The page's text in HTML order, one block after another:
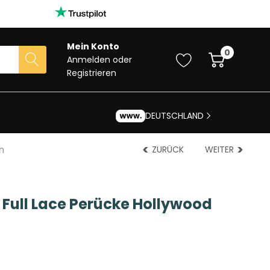
Mein Konto
Anmelden oder
Registrieren
0
DEUTSCHLAND
ZURÜCK WEITER
Lace Perücke Hollywood